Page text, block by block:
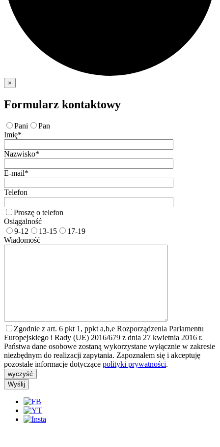
×
Formularz kontaktowy
Pani
Pan
Imię*
Nazwisko*
E-mail*
Telefon
Proszę o telefon
Osiągalność
9-12
13-15
17-19
Wiadomość
Zgodnie z art. 6 pkt 1, ppkt a,b,e Rozporządzenia Parlamentu
Europejskiego i Rady (UE) 2016/679 z dnia 27 kwietnia 2016 r.
Państwa dane osobowe zostaną wykorzystane wyłącznie w zakresie
niezbędnym do realizacji zapytania. Zapoznałem się i akceptuję
pozostałe informacje dotyczące polityki prywatności.
wyczyść